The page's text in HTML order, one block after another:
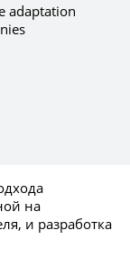
adaptation
на
и разработка